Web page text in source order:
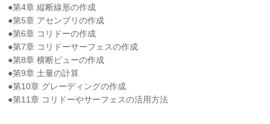
●第4章 縦断線形の作成
●第5章 アセンブリの作成
●第6章 コリドーの作成
●第7章 コリドーサーフェスの作成
●第8章 横断ビューの作成
●第9章 土量の計算
●第10章 グレーディングの作成
●第11章 コリドーやサーフェスの活用方法